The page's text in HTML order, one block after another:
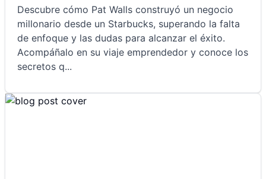
Descubre cómo Pat Walls construyó un negocio
millonario desde un Starbucks, superando la falta
de enfoque y las dudas para alcanzar el éxito.
Acompáñalo en su viaje emprendedor y conoce los
secretos q...